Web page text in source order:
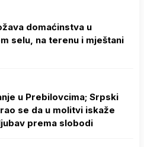
domaćinstva u
selu, na terenu i mještani
u Prebilovcima; Srpski
se da u molitvi iskaže
prema slobodi